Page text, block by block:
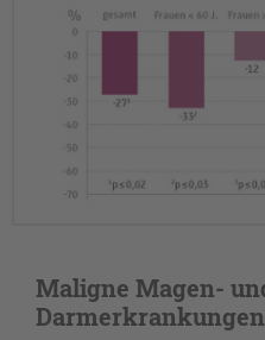
Maligne Magen-
Darmerkrankungen